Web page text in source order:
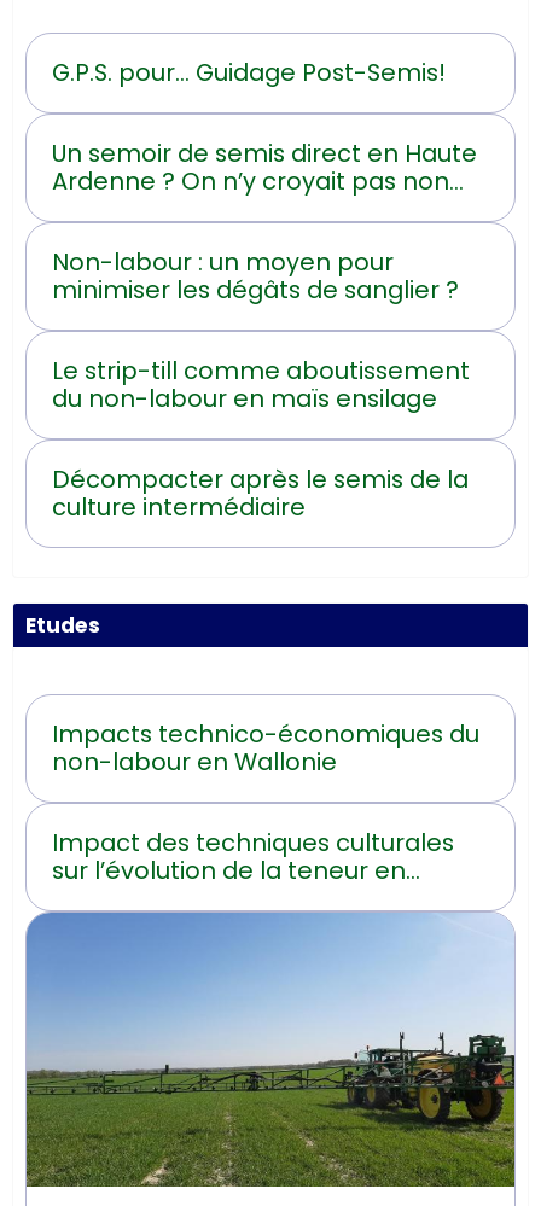
G.P.S. pour... Guidage Post-Semis!
Un semoir de semis direct en Haute
Ardenne ? On n’y croyait pas non
Non-labour : un moyen pour
minimiser les dégâts de sanglier ?
Le strip-till comme aboutissement
du non-labour en maïs ensilage
Décompacter après le semis de la
culture intermédiaire
Etudes
Impacts technico-économiques du
non-labour en Wallonie
Impact des techniques culturales
sur l’évolution de la teneur en